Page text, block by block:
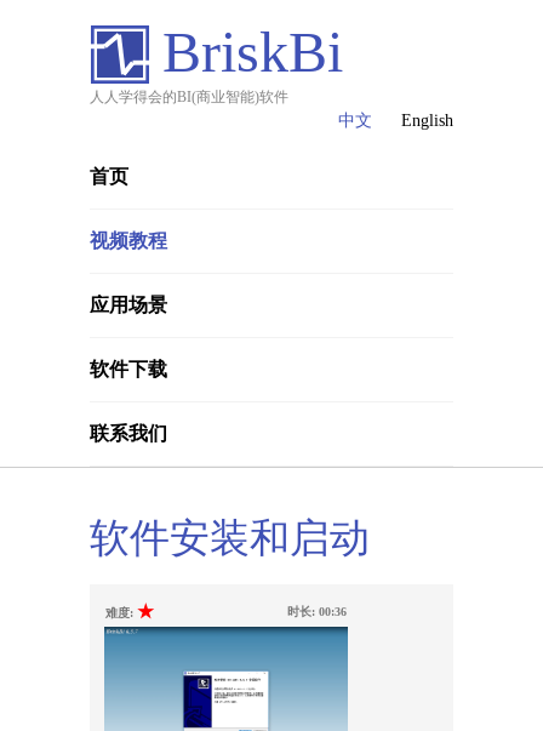
BriskBi
人人学得会的BI(商业智能)软件
中文 English
首页
视频教程
应用场景
软件下载
联系我们
软件安装和启动
难度: ★ 时长: 00:36